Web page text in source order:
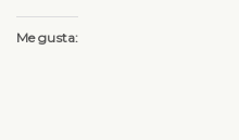
Me gusta: